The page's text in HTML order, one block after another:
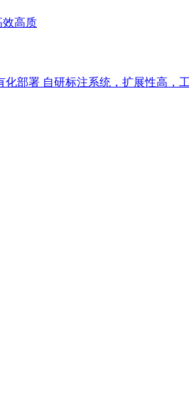
效高质
部署 自研标注系统，扩展性高，